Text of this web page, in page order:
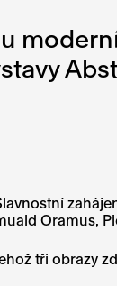
Oramus,
tři obrazy